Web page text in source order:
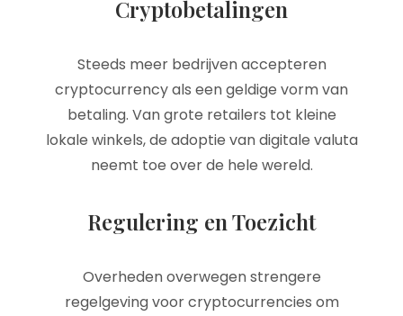
Cryptobetalingen
Steeds meer bedrijven accepteren
cryptocurrency als een geldige vorm van
betaling. Van grote retailers tot kleine
lokale winkels, de adoptie van digitale valuta
neemt toe over de hele wereld.
Regulering en Toezicht
Overheden overwegen strengere
regelgeving voor cryptocurrencies om